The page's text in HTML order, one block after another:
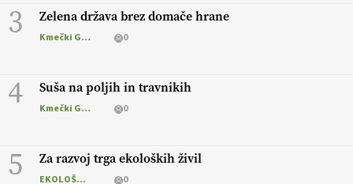
3 Zelena država brez domače hrane
Kmečki Glas 0
4 Suša na poljih in travnikih
Kmečki Glas 0
5 Za razvoj trga ekoloških živil
EKOLOŠKO LOGIČNO 0